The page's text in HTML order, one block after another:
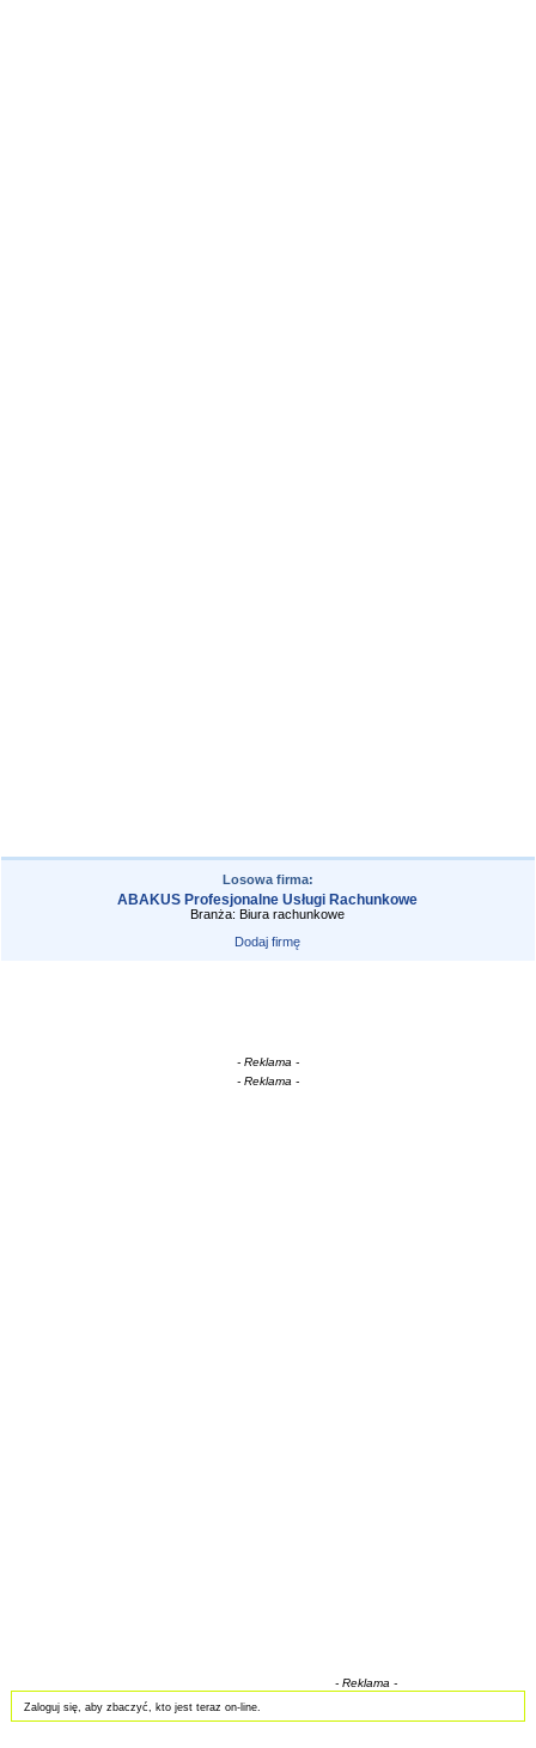
Losowa firma:
ABAKUS Profesjonalne Usługi Rachunkowe
Branża: Biura rachunkowe
Dodaj firmę
- Reklama -
- Reklama -
- Reklama -
Zaloguj się, aby zbaczyć, kto jest teraz on-line.